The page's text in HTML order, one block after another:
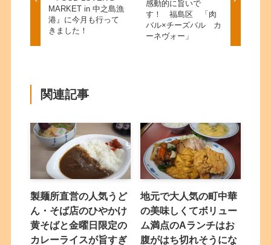
MARKET in 中之島漁
港』に今月も行って
きました！
感動的に旨いで
す！ 福島区 「肉
バル×チーズバル カ
ーネヴォー」
関連記事
製麺所直営の人気うど
ん・そば店のひやかけ
黄そばと金曜日限定の
カレーライスが旨すぎ
地元で大人気の町中華
の美味しくてボリュー
ム満点のAランチはお
腹がはち切れそうにな